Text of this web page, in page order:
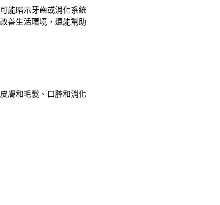
能暗示牙齒或消化系統
善生活環境，還能幫助
膚和毛髮、口腔和消化